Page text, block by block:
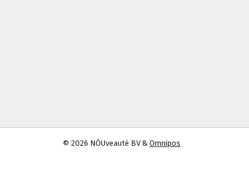
© 2026 NÓUveauté BV & Omnipos